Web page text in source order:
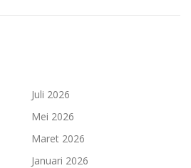
Juli 2026
Mei 2026
Maret 2026
Januari 2026